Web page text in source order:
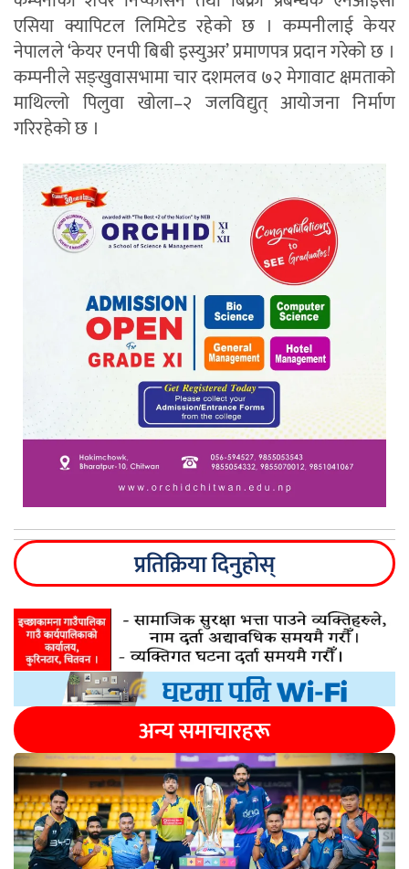
एसिया क्यापिटल लिमिटेड रहेको छ । कम्पनीलाई केयर
नेपालले ‘केयर एनपी बिबी इस्युअर’ प्रमाणपत्र प्रदान गरेको छ ।
कम्पनीले सङ्खुवासभामा चार दशमलव ७२ मेगावाट क्षमताको
माथिल्लो पिलुवा खोला–२ जलविद्युत् आयोजना निर्माण
गरिरहेको छ ।
प्रतिक्रिया दिनुहोस्
अन्य समाचारहरू